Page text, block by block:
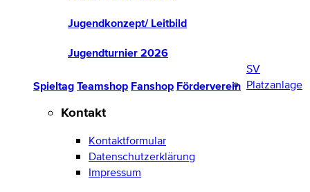
Jugendkonzept/ Leitbild
Jugendturnier 2026
Spieltag Teamshop Fanshop Förderverein
SV
Platzanlage
Kontakt
Kontaktformular
Datenschutzerklärung
Impressum